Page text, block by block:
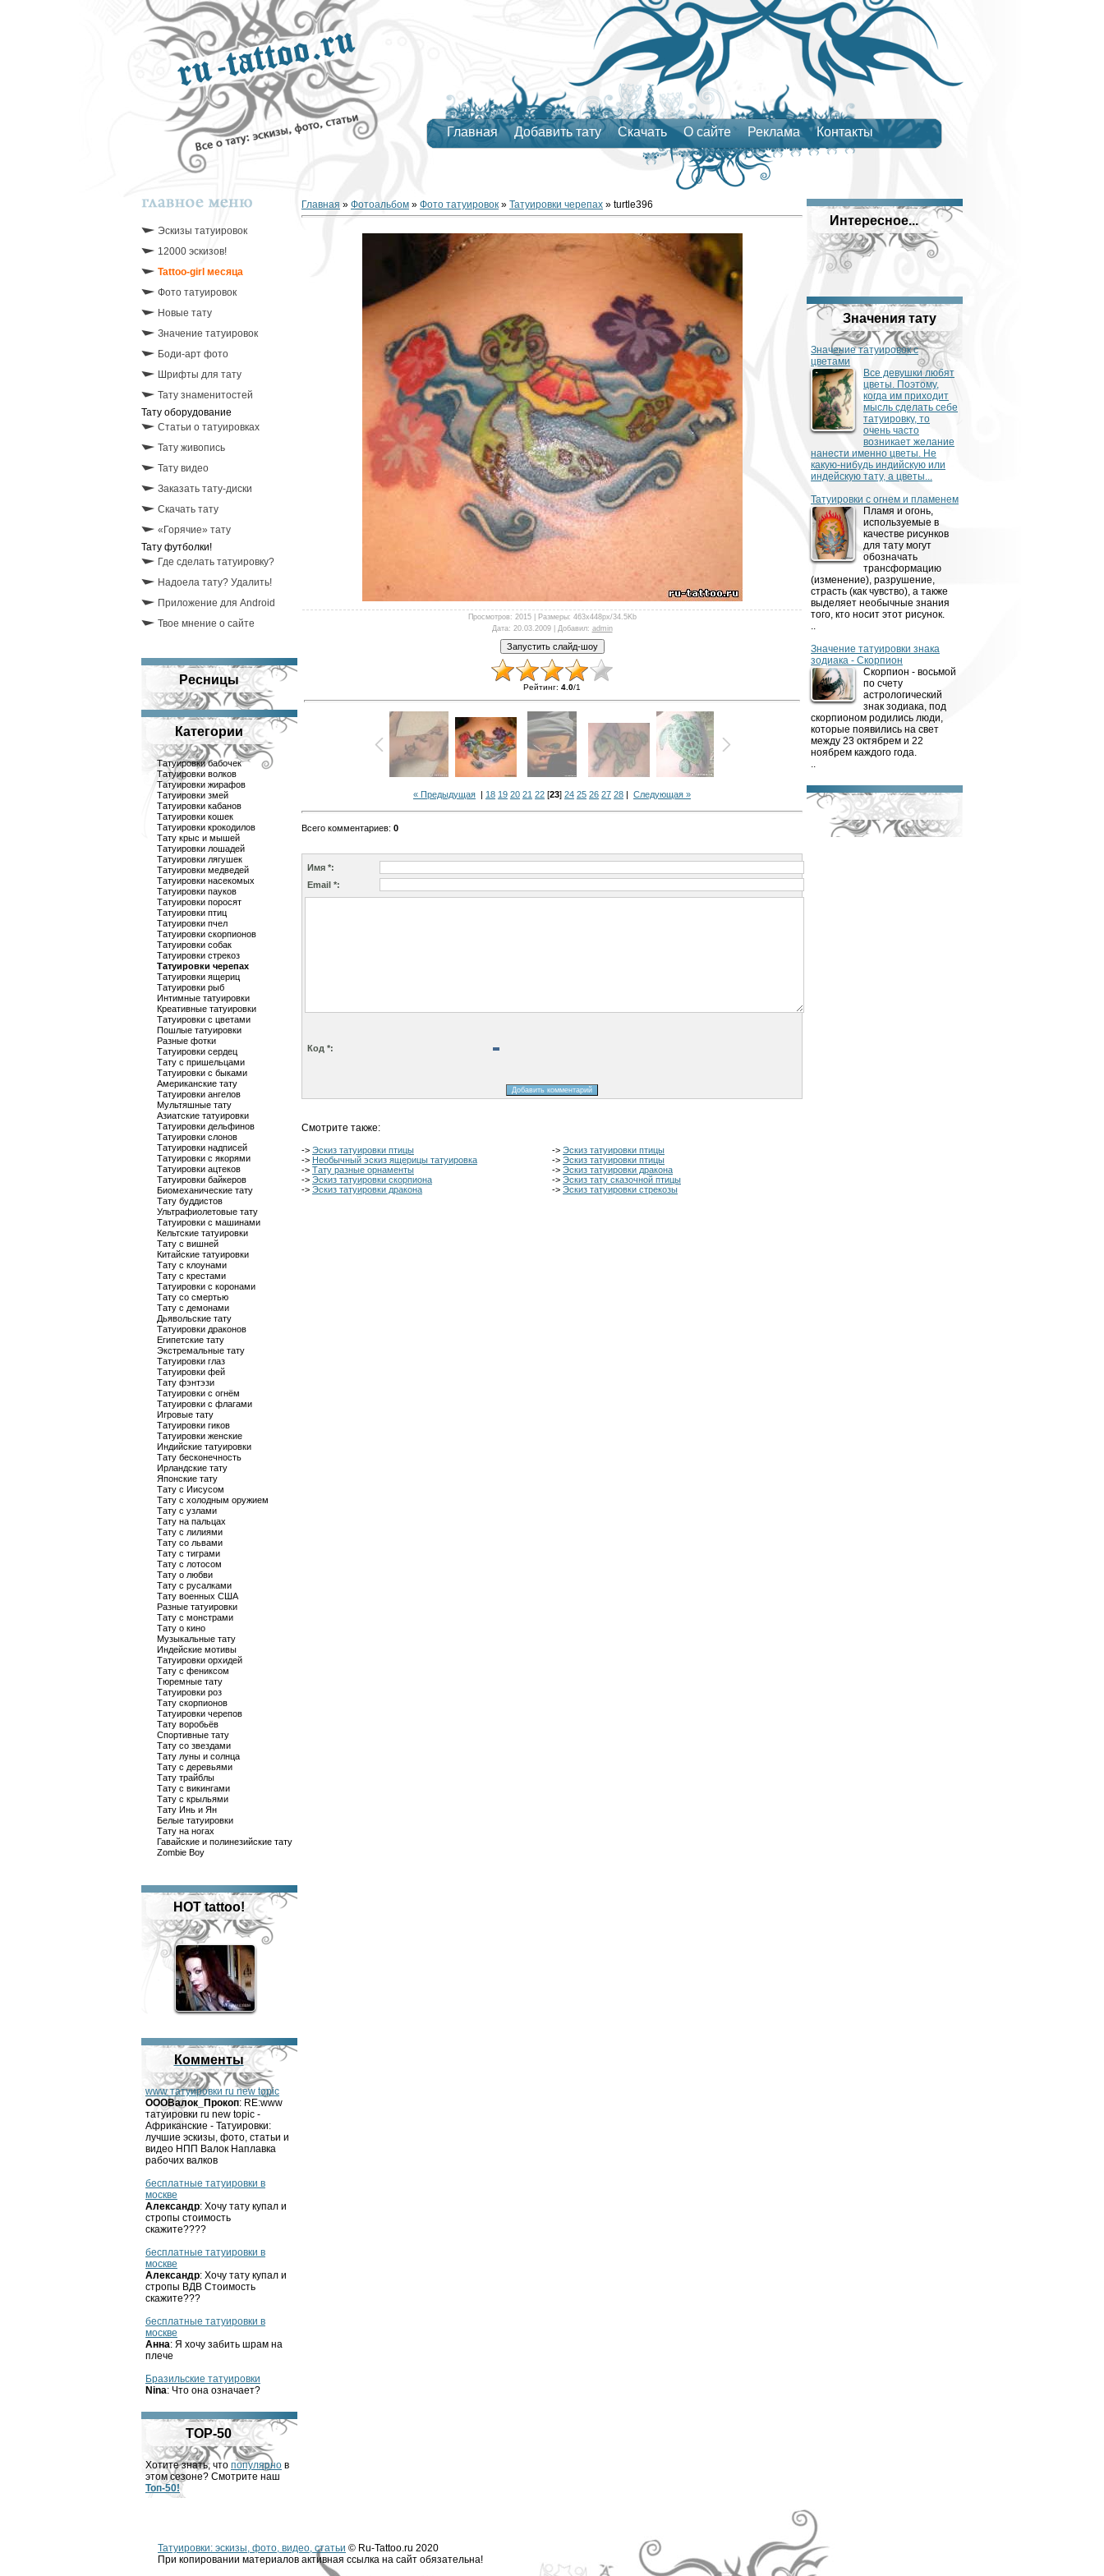
Главная Добавить тату Скачать О сайте Реклама Контакты
Эскизы татуировок
12000 эскизов!
Tattoo-girl месяца
Фото татуировок
Новые тату
Значение татуировок
Боди-арт фото
Шрифты для тату
Тату знаменитостей
Тату оборудование
Статьи о татуировках
Тату живопись
Тату видео
Заказать тату-диски
Скачать тату
«Горячие» тату
Тату футболки!
Где сделать татуировку?
Надоела тату? Удалить!
Приложение для Android
Твое мнение о сайте
Ресницы
Категории
Татуировки бабочек
Татуировки волков
Татуировки жирафов
Татуировки змей
Татуировки кабанов
Татуировки кошек
Татуировки крокодилов
Тату крыс и мышей
Татуировки лошадей
Татуировки лягушек
Татуировки медведей
Татуировки насекомых
Татуировки пауков
Татуировки поросят
Татуировки птиц
Татуировки пчел
Татуировки скорпионов
Татуировки собак
Татуировки стрекоз
Татуировки черепах
Татуировки ящериц
Татуировки рыб
Интимные татуировки
Креативные татуировки
Татуировки с цветами
Пошлые татуировки
Разные фотки
Татуировки сердец
Тату с пришельцами
Татуировки с быками
Американские тату
Татуировки ангелов
Мультяшные тату
Азиатские татуировки
Татуировки дельфинов
Татуировки слонов
Татуировки надписей
Татуировки с якорями
Татуировки ацтеков
Татуировки байкеров
Биомеханические тату
Тату буддистов
Ультрафиолетовые тату
Татуировки с машинами
Кельтские татуировки
Тату с вишней
Китайские татуировки
Тату с клоунами
Тату с крестами
Татуировки с коронами
Тату со смертью
Тату с демонами
Дьявольские тату
Татуировки драконов
Египетские тату
Экстремальные тату
Татуировки глаз
Татуировки фей
Тату фэнтэзи
Татуировки с огнём
Татуировки с флагами
Игровые тату
Татуировки гиков
Татуировки женские
Индийские татуировки
Тату бесконечность
Ирландские тату
Японские тату
Тату с Иисусом
Тату с холодным оружием
Тату с узлами
Тату на пальцах
Тату с лилиями
Тату со львами
Тату с тиграми
Тату с лотосом
Тату о любви
Тату с русалками
Тату военных США
Разные татуировки
Тату с монстрами
Тату о кино
Музыкальные тату
Индейские мотивы
Татуировки орхидей
Тату с фениксом
Тюремные тату
Татуировки роз
Тату скорпионов
Татуировки черепов
Тату воробьёв
Спортивные тату
Тату со звездами
Тату луны и солнца
Тату с деревьями
Тату трайблы
Тату с викингами
Тату с крыльями
Тату Инь и Ян
Белые татуировки
Тату на ногах
Гавайские и полинезийские тату
Zombie Boy
HOT tattoo!
Комменты
www татуировки ru new topic
OOOВалок_Прокоп: RE:www
татуировки ru new topic -
Африканские - Татуировки:
лучшие эскизы, фото, статьи и
видео НПП Валок Наплавка
рабочих валков
бесплатные татуировки в
москве
Александр: Хочу тату купал и
стропы стоимость
скажите????
бесплатные татуировки в
москве
Александр: Хочу тату купал и
стропы ВДВ Стоимость
скажите???
бесплатные татуировки в
москве
Анна: Я хочу забить шрам на
плече
Бразильские татуировки
Nina: Что она означает?
TOP-50
Хотите знать, что популярно в
этом сезоне? Смотрите наш
Топ-50!
Интересное...
Значения тату
Значение татуировок с
цветами
Все девушки любят
цветы. Поэтому,
когда им приходит
мысль сделать себе
татуировку, то
очень часто
возникает желание
нанести именно цветы. Не
какую-нибудь индийскую или
индейскую тату, а цветы...
Татуировки с огнем и пламенем
Пламя и огонь,
используемые в
качестве рисунков
для тату могут
обозначать
трансформацию
(изменение), разрушение,
страсть (как чувство), а также
выделяет необычные знания
того, кто носит этот рисунок.
..
Значение татуировки знака
зодиака - Скорпион
Скорпион - восьмой
по счету
астрологический
знак зодиака, под
скорпионом родились люди,
которые появились на свет
между 23 октябрем и 22
ноябрем каждого года.
..
Главная » Фотоальбом » Фото татуировок » Татуировки черепах » turtle396
Просмотров: 2015 | Размеры: 463x448px/34.5Kb
Дата: 20.03.2009 | Добавил: admin
Рейтинг: 4.0/1
« Предыдущая | 18 19 20 21 22 [23] 24 25 26 27 28 | Следующая »
Всего комментариев: 0
Имя *:
Email *:
Код *:
Смотрите также:
-> Эскиз татуировки птицы -> Эскиз татуировки птицы
-> Необычный эскиз ящерицы татуировка -> Эскиз татуировки птицы
-> Тату разные орнаменты -> Эскиз татуировки дракона
-> Эскиз татуировки скорпиона -> Эскиз тату сказочной птицы
-> Эскиз татуировки дракона -> Эскиз татуировки стрекозы
Татуировки: эскизы, фото, видео, статьи © Ru-Tattoo.ru 2020
При копировании материалов активная ссылка на сайт обязательна!